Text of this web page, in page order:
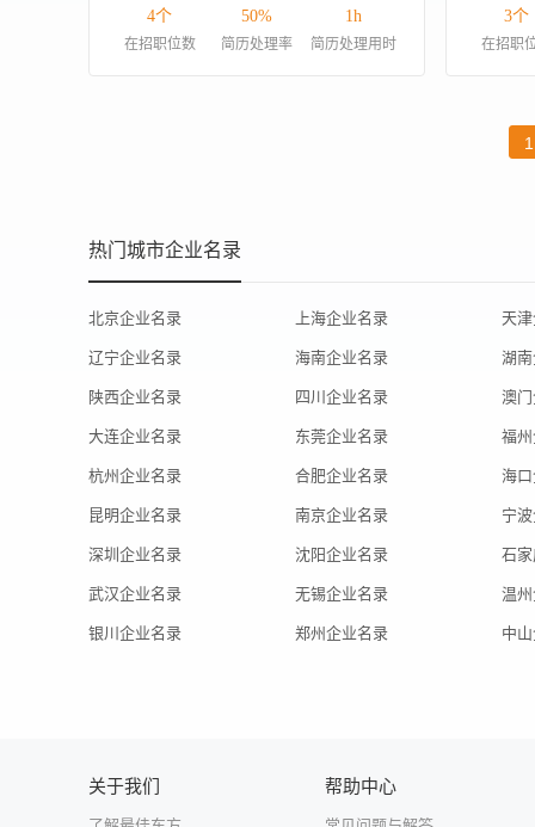
4个
在招职位数
50%
简历处理率
1h
简历处理用时
3个
在招职
1
热门城市企业名录
北京企业名录 上海企业名录 天
辽宁企业名录 海南企业名录 湖
陕西企业名录 四川企业名录 澳
大连企业名录 东莞企业名录 福
杭州企业名录 合肥企业名录 海
昆明企业名录 南京企业名录 宁
深圳企业名录 沈阳企业名录 石
武汉企业名录 无锡企业名录 温
银川企业名录 郑州企业名录 中
关于我们 帮助中心